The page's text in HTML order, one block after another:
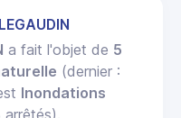
a fait l'objet de 5
(dernier :
Inondations
arrêtés).